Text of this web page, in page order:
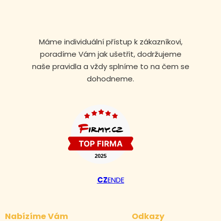
Máme individuální přístup k zákazníkovi,
poradíme Vám jak ušetřit, dodržujeme
naše pravidla a vždy splníme to na čem se
dohodneme.
CZENDE
Nabízíme Vám Odkazy